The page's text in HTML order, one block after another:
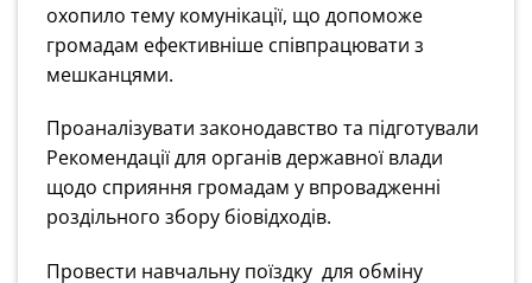
охопило тему комунікації, що допоможе
громадам ефективніше співпрацювати з
мешканцями.
Проаналізувати законодавство та підготували
Рекомендації для органів державної влади
щодо сприяння громадам у впровадженні
роздільного збору біовідходів.
Провести навчальну поїздку для обміну